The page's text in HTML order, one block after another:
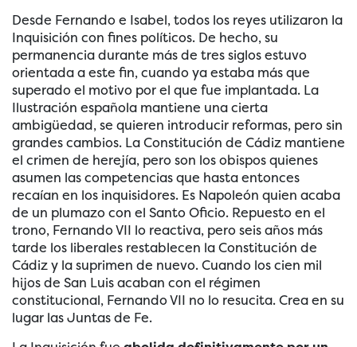
Desde Fernando e Isabel, todos los reyes utilizaron la
Inquisición con fines políticos. De hecho, su
permanencia durante más de tres siglos estuvo
orientada a este fin, cuando ya estaba más que
superado el motivo por el que fue implantada. La
Ilustración española mantiene una cierta
ambigüedad, se quieren introducir reformas, pero sin
grandes cambios. La Constitución de Cádiz mantiene
el crimen de herejía, pero son los obispos quienes
asumen las competencias que hasta entonces
recaían en los inquisidores. Es Napoleón quien acaba
de un plumazo con el Santo Oficio. Repuesto en el
trono, Fernando VII lo reactiva, pero seis años más
tarde los liberales restablecen la Constitución de
Cádiz y la suprimen de nuevo. Cuando los cien mil
hijos de San Luis acaban con el régimen
constitucional, Fernando VII no lo resucita. Crea en su
lugar las Juntas de Fe.